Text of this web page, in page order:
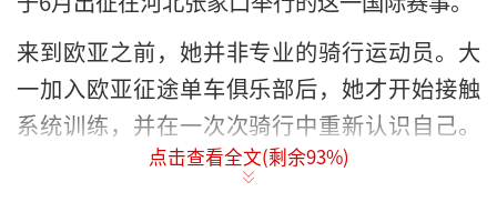
来到欧亚之前，她并非专业的骑行运动员。大
一加入欧亚征途单车俱乐部后，她才开始接触
系统训练，并在一次次骑行中重新认识自己。
从“野路子”到跻身国家队，李雅泽尽情追逐
点击查看全文(剩余93%)